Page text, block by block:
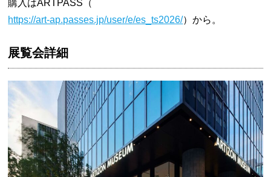
購入はARTPASS（
https://art-ap.passes.jp/user/e/es_ts2026/）から。
展覧会詳細